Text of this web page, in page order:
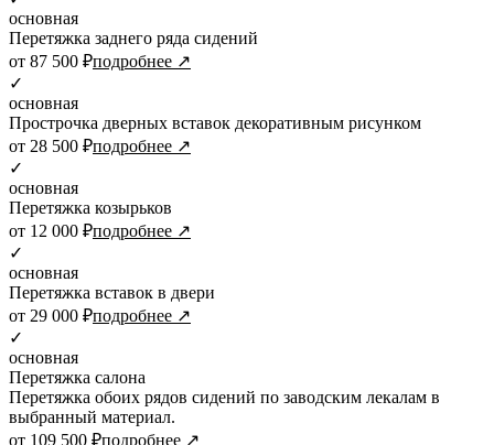
основная
Перетяжка заднего ряда сидений
от 87 500 ₽подробнее ↗
✓
основная
Прострочка дверных вставок декоративным рисунком
от 28 500 ₽подробнее ↗
✓
основная
Перетяжка козырьков
от 12 000 ₽подробнее ↗
✓
основная
Перетяжка вставок в двери
от 29 000 ₽подробнее ↗
✓
основная
Перетяжка салона
Перетяжка обоих рядов сидений по заводским лекалам в
выбранный материал.
от 109 500 ₽подробнее ↗